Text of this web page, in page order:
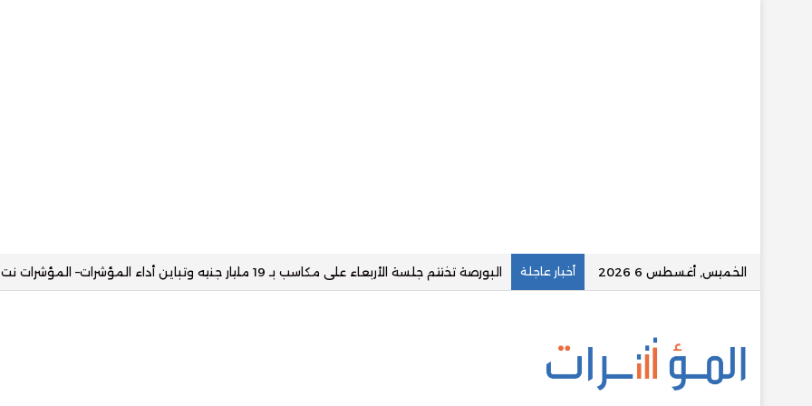
الخميس, أغسطس 6 2026 أخبار عاجلة عاجل.. ارتفاع قوي في أسعار الذهب والأوقية تقفز 80 دولارًا– المؤشرات نت